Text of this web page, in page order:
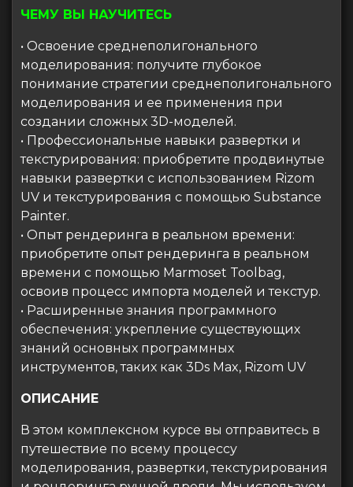
ЧЕМУ ВЫ НАУЧИТЕСЬ
• Освоение среднеполигонального
моделирования: получите глубокое
понимание стратегии среднеполигонального
моделирования и ее применения при
создании сложных 3D-моделей.
• Профессиональные навыки развертки и
текстурирования: приобретите продвинутые
навыки развертки с использованием Rizom
UV и текстурирования с помощью Substance
Painter.
• Опыт рендеринга в реальном времени:
приобретите опыт рендеринга в реальном
времени с помощью Marmoset Toolbag,
освоив процесс импорта моделей и текстур.
• Расширенные знания программного
обеспечения: укрепление существующих
знаний основных программных
инструментов, таких как 3Ds Max, Rizom UV
ОПИСАНИЕ
В этом комплексном курсе вы отправитесь в
путешествие по всему процессу
моделирования, развертки, текстурирования